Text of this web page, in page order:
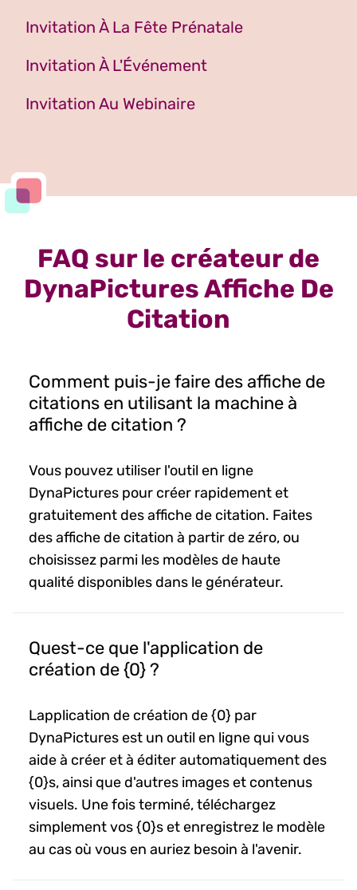
Invitation À La Fête Prénatale
Invitation À L'Événement
Invitation Au Webinaire
FAQ sur le créateur de
DynaPictures Affiche De
Citation
Comment puis-je faire des affiche de
citations en utilisant la machine à
affiche de citation ?
Vous pouvez utiliser l'outil en ligne
DynaPictures pour créer rapidement et
gratuitement des affiche de citation. Faites
des affiche de citation à partir de zéro, ou
choisissez parmi les modèles de haute
qualité disponibles dans le générateur.
Quest-ce que l'application de
création de {0} ?
Lapplication de création de {0} par
DynaPictures est un outil en ligne qui vous
aide à créer et à éditer automatiquement des
{0}s, ainsi que d'autres images et contenus
visuels. Une fois terminé, téléchargez
simplement vos {0}s et enregistrez le modèle
au cas où vous en auriez besoin à l'avenir.